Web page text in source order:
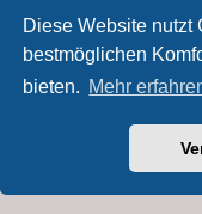
Diese Website nutzt
bestmöglichen
bieten. Mehr
Campers-World-Forum